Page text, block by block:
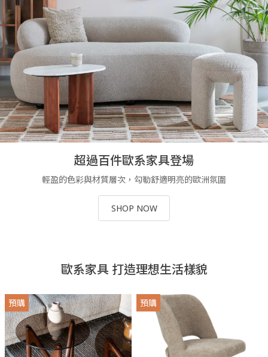
超過百件歐系家具登場
輕盈的色彩與材質層次，勾勒舒適明亮的歐洲氛圍
SHOP NOW
歐系家具 打造理想生活樣貌
預購 預購